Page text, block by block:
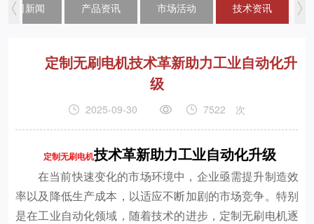
公司新闻 产品资讯 市场活动 技术资讯
定制无刷电机技术革新助力工业自动化升
级
2025-09-30 7522 次
定制无刷电机技术革新助力工业自动化升级
在当前快速变化的市场环境中，企业亟需提升制造效
率以及降低生产成本，以适应不断加剧的市场竞争。特别
是在工业自动化领域，随着技术的进步，定制无刷电机逐